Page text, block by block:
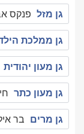
גן מזל פנקס אברהם 5
גן ממלכת
גן מעון יהודית
גן מעון כתר
גן מרים בר אילן 3 רחובות ,